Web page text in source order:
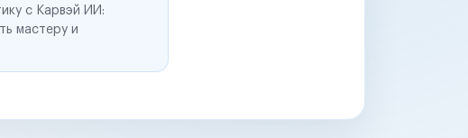
с Карвэй ИИ:
мастеру и